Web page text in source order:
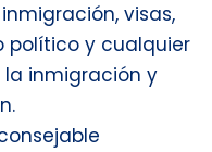
visas,
político y cualquier
inmigración y